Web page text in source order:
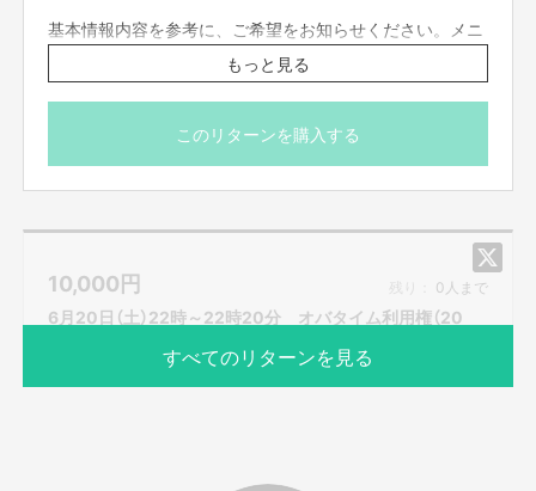
基本情報内容を参考に、ご希望をお知らせください。メニ
ューは下記からの選択制になります。
応募の際に、希望のメニューとご指示をください。
・パーソナルメンタルトレーニング
楽しいメンタルトレーニングをします。）
・お歌のお兄さん
（歌うま番組等出演多数のお兄さんが、即興ソングを歌い
ます。もちろん一緒に歌いましょう！）
もっと見る
このリターンを購入する
10,000円 残り： 0人まで
6月20日（土）22時～22時20分 オバタイム利用権（20
分）
すべてのリターンを見る